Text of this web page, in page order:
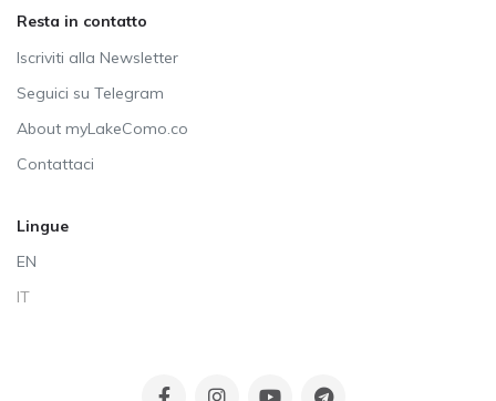
Resta in contatto
Iscriviti alla Newsletter
Seguici su Telegram
About myLakeComo.co
Contattaci
Lingue
EN
IT